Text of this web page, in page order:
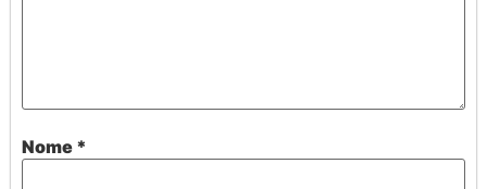
Nome *